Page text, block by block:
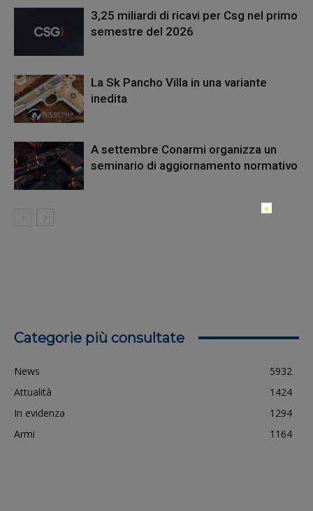
3,25 miliardi di ricavi per Csg nel primo
semestre del 2026
La Sk Pancho Villa in una variante
inedita
A settembre Conarmi organizza un
seminario di aggiornamento normativo
Categorie più consultate
News
5932
Attualità
1424
In evidenza
1294
Armi
1164
×